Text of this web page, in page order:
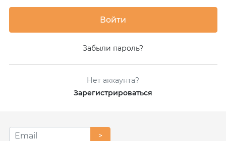
Забыли пароль?
Нет аккаунта?
Зарегистрироваться
>